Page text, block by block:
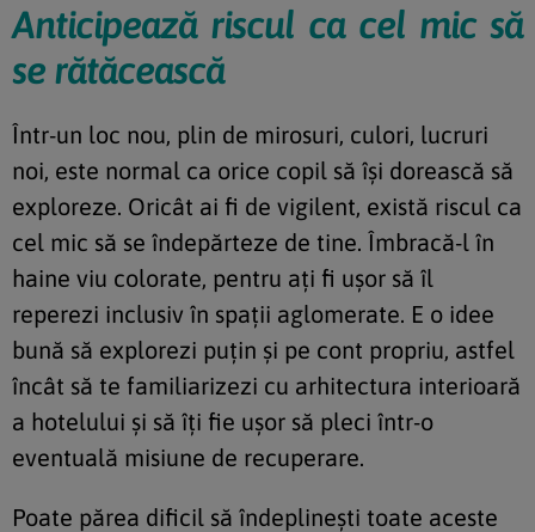
Anticipează riscul ca cel mic să
se rătăcească
Într-un loc nou, plin de mirosuri, culori, lucruri
noi, este normal ca orice copil să își dorească să
exploreze. Oricât ai fi de vigilent, există riscul ca
cel mic să se îndepărteze de tine. Îmbracă-l în
haine viu colorate, pentru ați fi ușor să îl
reperezi inclusiv în spații aglomerate. E o idee
bună să explorezi puțin și pe cont propriu, astfel
încât să te familiarizezi cu arhitectura interioară
a hotelului și să îți fie ușor să pleci într-o
eventuală misiune de recuperare.
Poate părea dificil să îndeplinești toate aceste